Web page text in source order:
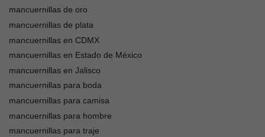
mancuernillas de oro
mancuernillas de plata
mancuernillas en CDMX
mancuernillas en Estado de México
mancuernillas en Jalisco
mancuernillas para boda
mancuernillas para camisa
mancuernillas para hombre
mancuernillas para traje